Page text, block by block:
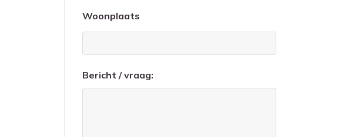
Woonplaats
Bericht / vraag: